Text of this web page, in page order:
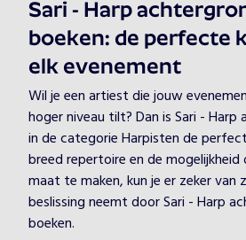
Sari - Harp
boeken: de perfecte
elk evenement
Wil je een artiest die jouw
hoger niveau tilt? Dan is Sari -
in de categorie Harpisten de
breed repertoire en de
maat te maken, kun je er zeker van
beslissing neemt door Sari - Harp
boeken.